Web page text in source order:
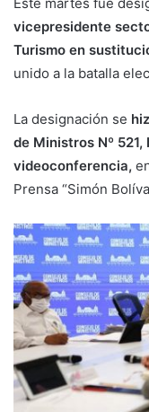
vicepresidente
Turismo en
unido a la batalla
La designación se
de Ministros Nº
videoconferencia,
Prensa “Simón